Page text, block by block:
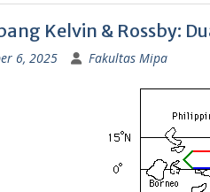
Kelvin & Rossby:
6, 2025 Fakultas Mipa